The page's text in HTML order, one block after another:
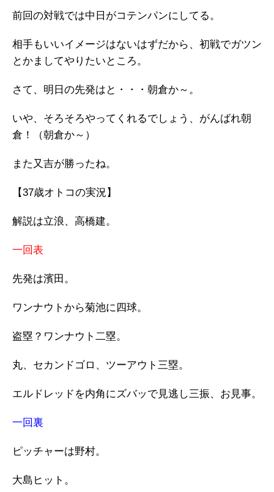
前回の対戦では中日がコテンパンにしてる。
相手もいいイメージはないはずだから、初戦でガツン
とかましてやりたいところ。
さて、明日の先発はと・・・朝倉か～。
いや、そろそろやってくれるでしょう、がんばれ朝
倉！（朝倉か～）
また又吉が勝ったね。
【37歳オトコの実況】
解説は立浪、高橋建。
一回表
先発は濱田。
ワンナウトから菊池に四球。
盗塁？ワンナウト二塁。
丸、セカンドゴロ、ツーアウト三塁。
エルドレッドを内角にズバッで見逃し三振、お見事。
一回裏
ピッチャーは野村。
大島ヒット。